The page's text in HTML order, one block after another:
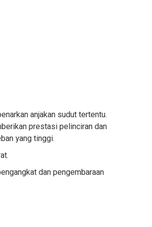
anjakan sudut tertentu.
prestasi pelinciran dan
yang tinggi.
dan pengembaraan